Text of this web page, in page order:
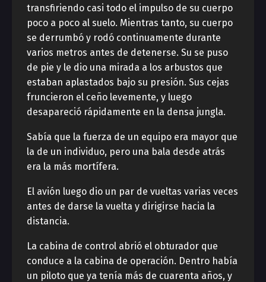
transfiriendo casi todo el impulso de su cuerpo
poco a poco al suelo. Mientras tanto, su cuerpo
se derrumbó y rodó continuamente durante
varios metros antes de detenerse. Su se puso
de pie y le dio una mirada a los arbustos que
estaban aplastados bajo su presión. Sus cejas
fruncieron el ceño levemente, y luego
desapareció rápidamente en la densa jungla.
Sabía que la fuerza de un equipo era mayor que
la de un individuo, pero una bala desde atrás
era la más mortífera.
El avión luego dio un par de vueltas varias veces
antes de darse la vuelta y dirigirse hacia la
distancia.
La cabina de control abrió el obturador que
conduce a la cabina de operación. Dentro había
un piloto que ya tenía más de cuarenta años, y